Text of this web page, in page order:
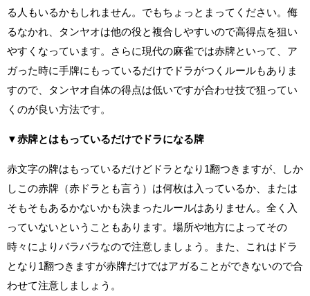
る人もいるかもしれません。でもちょっとまってください。侮
るなかれ、タンヤオは他の役と複合しやすいので高得点を狙い
やすくなっています。さらに現代の麻雀では赤牌といって、ア
ガった時に手牌にもっているだけでドラがつくルールもありま
すので、タンヤオ自体の得点は低いですが合わせ技で狙ってい
くのが良い方法です。
▼赤牌とはもっているだけでドラになる牌
赤文字の牌はもっているだけどドラとなり1翻つきますが、しか
しこの赤牌（赤ドラとも言う）は何枚は入っているか、または
そもそもあるかないかも決まったルールはありません。全く入
っていないということもあります。場所や地方によってその
時々によりバラバラなので注意しましょう。また、これはドラ
となり1翻つきますが赤牌だけではアガることができないので合
わせて注意しましょう。